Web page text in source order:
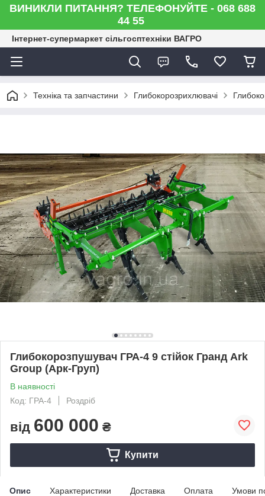
ВИНИКЛИ ПИТАННЯ? ТЕЛЕФОНУЙТЕ - 068 688
44 55
Інтернет-супермаркет сільгосптехніки ВАГРО
Техніка та запчастини Глибокорозрихлювачі
Глибокорозпушувач ГРА-4 9 стійок Гранд Ark
Group (Арк-Груп)
В наявності
Код: ГРА-4
Роздріб
від 600 000 ₴
Купити
Опис Характеристики Доставка Оплата Умови